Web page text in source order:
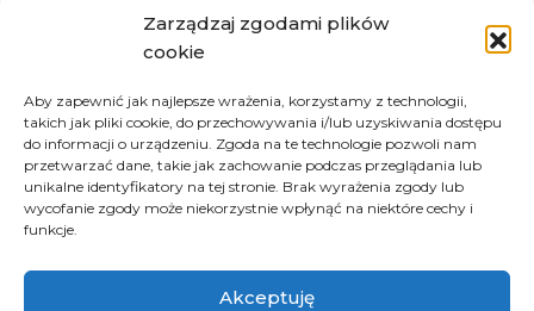
Zarządzaj zgodami plików
cookie
Aby zapewnić jak najlepsze wrażenia, korzystamy z technologii,
takich jak pliki cookie, do przechowywania i/lub uzyskiwania dostępu
do informacji o urządzeniu. Zgoda na te technologie pozwoli nam
przetwarzać dane, takie jak zachowanie podczas przeglądania lub
unikalne identyfikatory na tej stronie. Brak wyrażenia zgody lub
wycofanie zgody może niekorzystnie wpłynąć na niektóre cechy i
funkcje.
Akceptuję
Adres do e-Doręczeń
Urzędu: AE:PL-66703-73759-IGTUV-14
Polityka prywatności
Klauzula informacyjna RODO
Deklaracja dostępności